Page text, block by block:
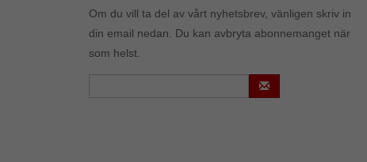
Om du vill ta del av vårt nyhetsbrev, vänligen skriv in
din email nedan. Du kan avbryta abonnemanget när
som helst.